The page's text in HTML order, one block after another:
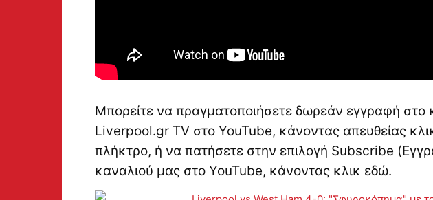
Μπορείτε να πραγματοποιήσετε δωρεάν εγγραφή στο
Liverpool.gr TV στο YouTube, κάνοντας απευθείας
πλήκτρο, ή να πατήσετε στην επιλογή Subscribe
καναλιού μας στο YouTube, κάνοντας κλικ εδώ.